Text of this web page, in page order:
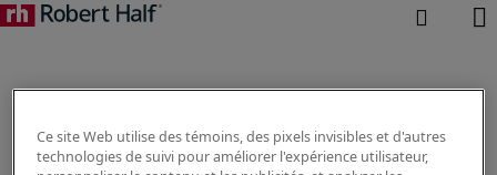
Ce site Web utilise des témoins, des pixels invisibles et d'autres
technologies de suivi pour améliorer l'expérience utilisateur,